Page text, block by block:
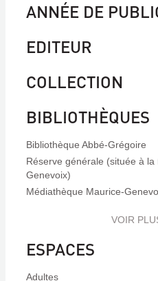
ANNÉE DE
EDITEUR
COLLECTION
BIBLIOTHÈQUES
Bibliothèque Abbé-Grégoire
Réserve générale (située à
Genevoix)
Médiathèque Maurice-
VOIR
ESPACES
Adultes